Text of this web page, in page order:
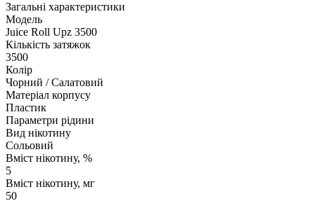
Загальні характеристики
Модель
Juice Roll Upz 3500
Кількість затяжок
3500
Колір
Чорний / Салатовий
Матеріал корпусу
Пластик
Параметри рідини
Вид нікотину
Сольовий
Вміст нікотину, %
5
Вміст нікотину, мг
50